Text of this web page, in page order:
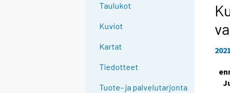
Taulukot
Kuviot
Kartat
Tiedotteet
Tuote- ja palvelutarjonta
2021